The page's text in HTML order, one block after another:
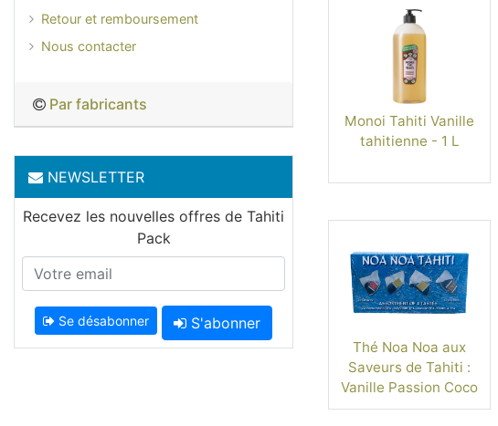
Monoi Tahiti Vanille
tahitienne - 1 L
Thé Noa Noa aux
Saveurs de Tahiti :
Vanille Passion Coco
Mangue
Retour et remboursement
Nous contacter
Par fabricants
NEWSLETTER
Recevez les nouvelles offres de Tahiti
Pack
Se désabonner S'abonner